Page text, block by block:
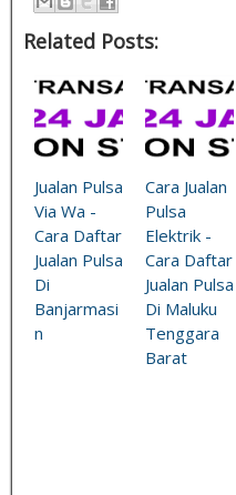
Related Posts:
Jualan Pulsa
Via Wa -
Cara Daftar
Jualan Pulsa
Di
Banjarmasi
n
Cara Jualan
Pulsa
Elektrik -
Cara Daftar
Jualan Pulsa
Di Maluku
Tenggara
Barat